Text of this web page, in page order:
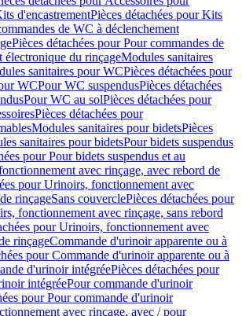
d'encastrementPièces détachées pour Kits
de WC à déclenchement
Pièces détachées pour Pour commandes de
électronique du rinçageModules sanitaires
sanitaires pour WCPièces détachées pour
WCPour WC suspendusPièces détachées
Pour WC au solPièces détachées pour
Pièces détachées pour
Modules sanitaires pour bidetsPièces
sanitaires pour bidetsPour bidets suspendus
pour Pour bidets suspendus et au
avec rinçage, avec rebord de
pour Urinoirs, fonctionnement avec
rinçageSans couverclePièces détachées pour
fonctionnement avec rinçage, sans rebord
pour Urinoirs, fonctionnement avec
rinçageCommande d'urinoir apparente ou à
pour Commande d'urinoir apparente ou à
d'urinoir intégréePièces détachées pour
intégréePour commande d'urinoir
pour Pour commande d'urinoir
avec rinçage, avec / pour